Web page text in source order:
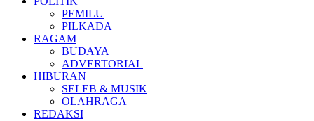
PEMILU
PILKADA
RAGAM
BUDAYA
ADVERTORIAL
HIBURAN
SELEB & MUSIK
OLAHRAGA
REDAKSI